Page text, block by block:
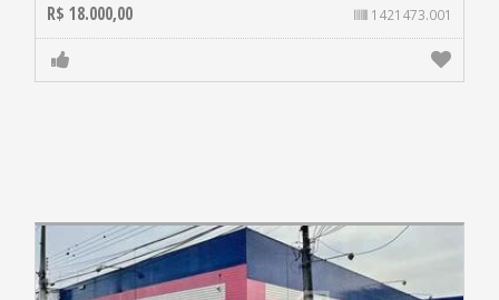
R$ 18.000,00 1421473.001